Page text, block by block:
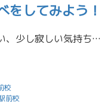
をしてみよう！
最近は桜が散ってしまい、少し寂しい気持ちになっています。梅雨が近づいていると考えるとさらに憂鬱な気持ちになりますね。でも夏が来るのは楽しみかも…！ 私はついに大学4年生、大学生ラストの1年になってしまいました。時の流 […]
校
前校